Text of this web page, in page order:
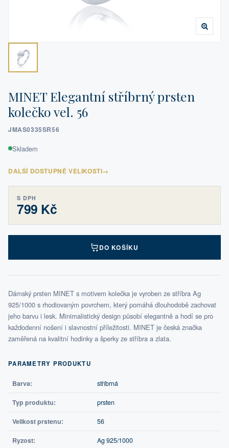
MINET Elegantní stříbrný prsten
kolečko vel. 56
JMAS0335SR56
Skladem
DALŠÍ DOSTUPNÉ VELIKOSTI→
S DPH
799 Kč
DO KOŠÍKU
Dámský prsten MINET s motivem kolečka je vyroben ze stříbra Ag
925/1000 s rhodiovaným povrchem, který pomáhá dlouhodobě zachovat
jeho barvu i lesk. Minimalistický design působí elegantně a hodí se pro
každodenní nošení i slavnostní příležitosti. MINET je česká značka
zaměřená na kvalitní hodinky a šperky ze stříbra a zlata.
PARAMETRY PRODUKTU
Barva: stříbrná
Typ produktu: prsten
Velikost prstenu: 56
Ryzost: Ag 925/1000